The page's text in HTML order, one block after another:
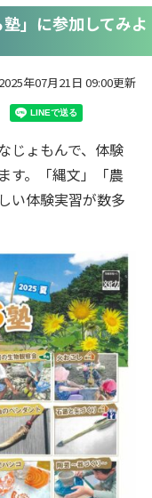
」に参加してみよ
2025年07月21日 09:00更新
じょもんで、体験
す。「縄文」「農
い体験実習が数多